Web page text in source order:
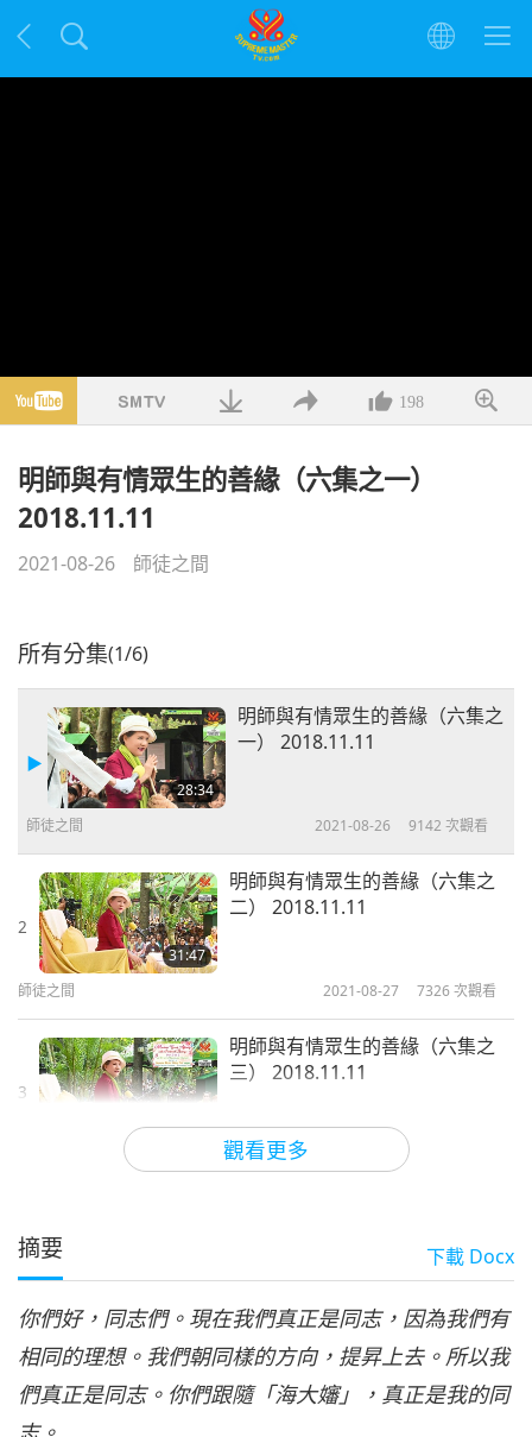
198
明師與有情眾生的善緣（六集之一）
2018.11.11
2021-08-26 師徒之間
觀看更多
所有分集(1/6)
28:34
明師與有情眾生的善緣（六集之
一） 2018.11.11
師徒之間 2021-08-26 9142 次觀看
2
31:47
明師與有情眾生的善緣（六集之
二） 2018.11.11
師徒之間 2021-08-27 7326次觀看
3
明師與有情眾生的善緣（六集之
三） 2018.11.11
4
31:09
師徒之間 2021-08-29 8791次觀看
5
五） 2018.11.11
摘要 下載 Docx
你們好，同志們。現在我們真正是同志，因為我們有
相同的理想。我們朝同樣的方向，提昇上去。所以我
們真正是同志。你們跟隨「海大嬸」，真正是我的同